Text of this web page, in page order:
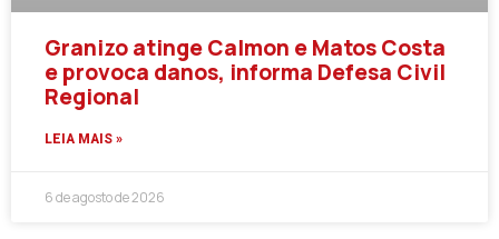
Granizo atinge Calmon e Matos Costa
e provoca danos, informa Defesa Civil
Regional
LEIA MAIS »
6 de agosto de 2026